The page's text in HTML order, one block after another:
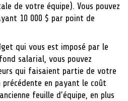
de votre équipe). Vous pouvez
10 000 $ par point de
qui vous est imposé par le
salarial, vous pouvez
qui faisaient partie de votre
précédente en payant le coût
feuille d’équipe, en plus